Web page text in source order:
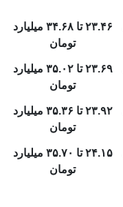
۲۳.۴۶ تا ۳۴.۶۸ میلیارد
تومان
۲۳.۶۹ تا ۳۵.۰۲ میلیارد
تومان
۲۳.۹۲ تا ۳۵.۳۶ میلیارد
تومان
۲۴.۱۵ تا ۳۵.۷۰ میلیارد
تومان